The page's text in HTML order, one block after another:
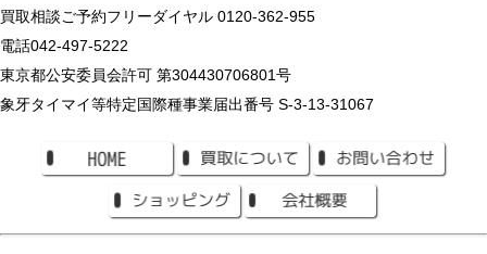
買取相談ご予約フリーダイヤル 0120-362-955
電話042-497-5222
東京都公安委員会許可 第304430706801号
象牙タイマイ等特定国際種事業届出番号 S-3-13-31067